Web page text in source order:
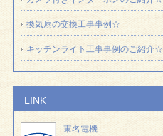
換気扇の交換工事事例☆
キッチンライト工事事例のご紹介☆
LINK
東名電機